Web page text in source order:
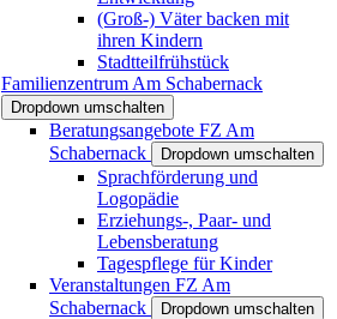
(Groß-) Väter backen mit
ihren Kindern
Stadtteilfrühstück
Familienzentrum Am Schabernack
Dropdown umschalten
Beratungsangebote FZ Am
Schabernack
Dropdown umschalten
Sprachförderung und
Logopädie
Erziehungs-, Paar- und
Lebensberatung
Tagespflege für Kinder
Veranstaltungen FZ Am
Schabernack
Dropdown umschalten